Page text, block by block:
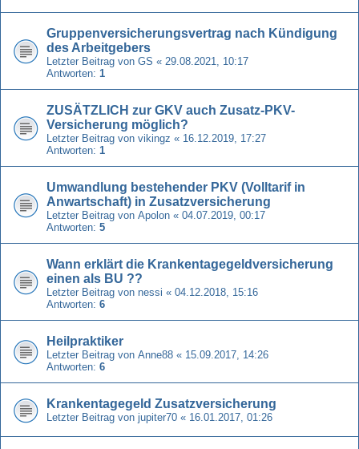
Gruppenversicherungsvertrag nach Kündigung
des Arbeitgebers
Letzter Beitrag von GS « 29.08.2021, 10:17
Antworten: 1
ZUSÄTZLICH zur GKV auch Zusatz-PKV-
Versicherung möglich?
Letzter Beitrag von vikingz « 16.12.2019, 17:27
Antworten: 1
Umwandlung bestehender PKV (Volltarif in
Anwartschaft) in Zusatzversicherung
Letzter Beitrag von Apolon « 04.07.2019, 00:17
Antworten: 5
Wann erklärt die Krankentagegeldversicherung
einen als BU ??
Letzter Beitrag von nessi « 04.12.2018, 15:16
Antworten: 6
Heilpraktiker
Letzter Beitrag von Anne88 « 15.09.2017, 14:26
Antworten: 6
Krankentagegeld Zusatzversicherung
Letzter Beitrag von jupiter70 « 16.01.2017, 01:26